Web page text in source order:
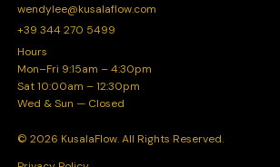
wendylee@kusalaflow.com
+39 344 270 5499
Hours
Mon–Fri 9:15am – 4:30pm
Sat 10:00am – 12:30pm
Wed & Sun — Closed
© 2026 KusalaFlow. All Rights Reserved.